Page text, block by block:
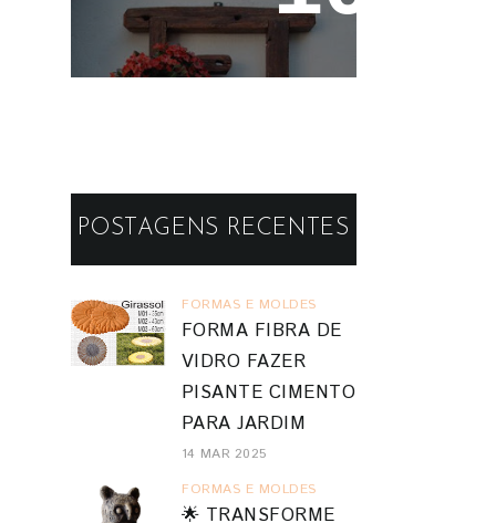
Madeira - Painéis e
Vasos de Parede
POSTAGENS RECENTES
FORMAS E MOLDES
FORMA FIBRA DE
VIDRO FAZER
PISANTE CIMENTO
PARA JARDIM
14 MAR 2025
FORMAS E MOLDES
🌟 TRANSFORME